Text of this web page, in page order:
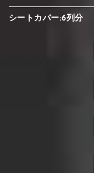
シートカバー:6列分